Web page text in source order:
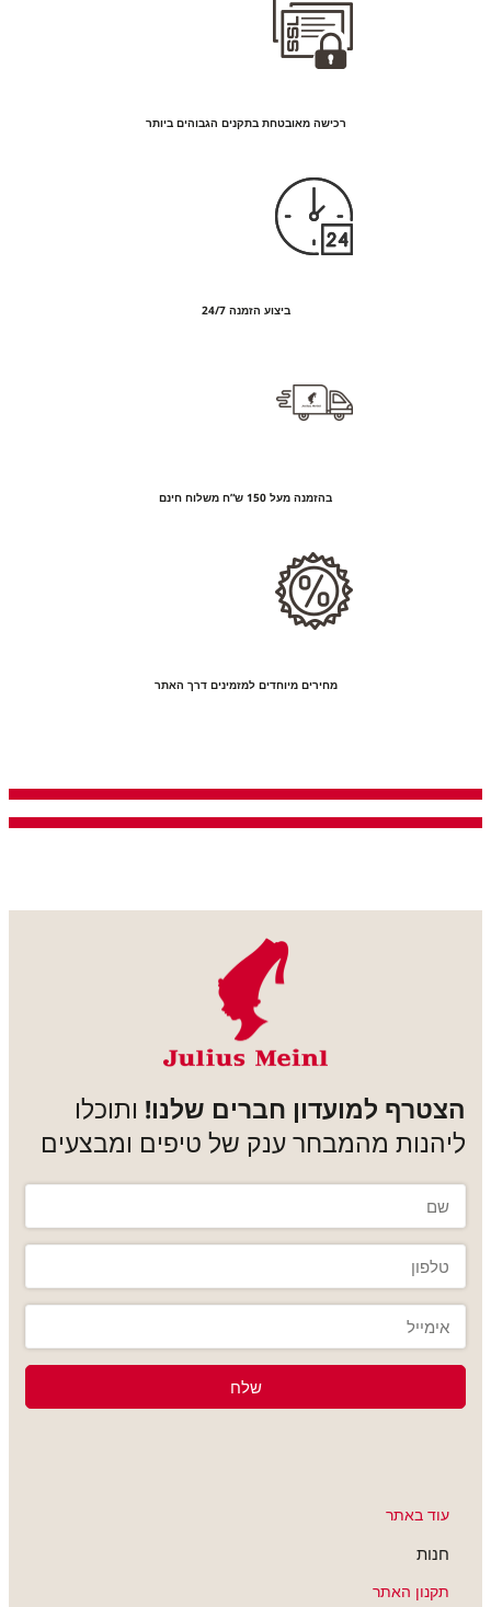
רכישה מאובטחת בתקנים הגבוהים ביותר
ביצוע הזמנה 24/7
בהזמנה מעל 150 ש”ח משלוח חינם
מחירים מיוחדים למזמינים דרך האתר
הצטרף למועדון חברים שלנו! ותוכלו
ליהנות מהמבחר ענק של טיפים ומבצעים
שלח
עוד באתר
חנות
תקנון האתר